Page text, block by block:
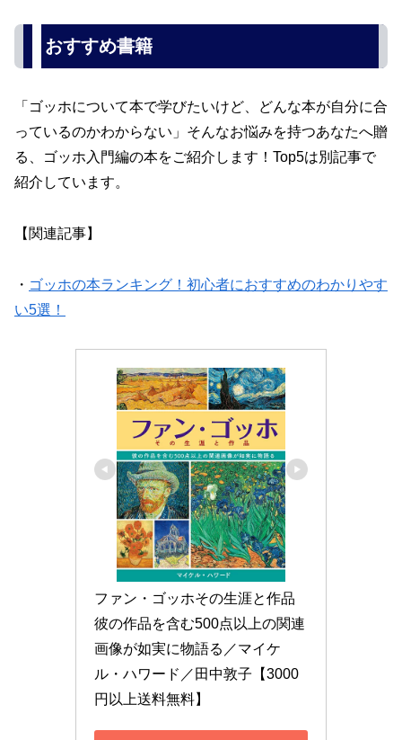
おすすめ書籍
「ゴッホについて本で学びたいけど、どんな本が自分に合
っているのかわからない」そんなお悩みを持つあなたへ贈
る、ゴッホ入門編の本をご紹介します！Top5は別記事で
紹介しています。
【関連記事】
・ ゴッホの本ランキング！初心者におすすめのわかりやす
い5選！
ファン・ゴッホその生涯と作品
彼の作品を含む500点以上の関連
画像が如実に物語る／マイケ
ル・ハワード／田中敦子【3000
円以上送料無料】